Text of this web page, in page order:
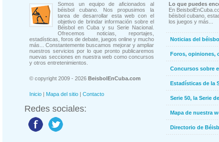
Somos un equipo de aficionados al
béisbol cubano. Nos propusimos la
tarea de desarrollar esta web con el
objetivo de brindar información sobre el
Béisbol en Cuba y su Serie Nacional.
Ofrecemos noticias, reportajes,
estadísticas, foros de debate, juegos online y mucho
más... Constantemente buscamos mejorar y ampliar
nuestros servicios por lo que pronto publicaremos
nuevas secciones en nuestra web como concursos
y otros entretenimientos.
© copyright 2009 - 2026 BeisbolEnCuba.com
Inicio | Mapa del sitio | Contacto
Redes sociales:
Lo que puedes
En
béisbol cubano,
los juegos y más...
Noticias del
Foros, opiniones,
Concursos sobre
Estadísticas de la
Serie 50, la Serie
Mapa de nuestra
Directorio de